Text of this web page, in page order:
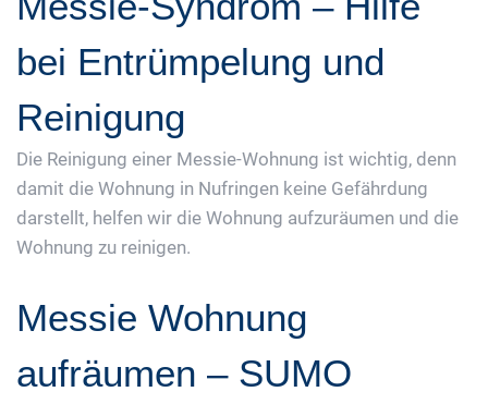
bei Entrümpelung und
Reinigung
Die Reinigung einer Messie-Wohnung ist wichtig, denn
damit die Wohnung in Nufringen keine Gefährdung
darstellt, helfen wir die Wohnung aufzuräumen und die
Wohnung zu reinigen.
Messie Wohnung
aufräumen – SUMO